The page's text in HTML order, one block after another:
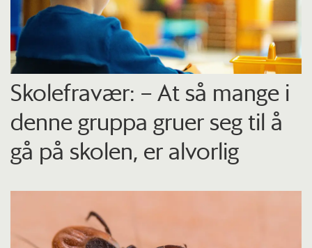
Skolefravær: – At så mange i
denne gruppa gruer seg til å
gå på skolen, er alvorlig